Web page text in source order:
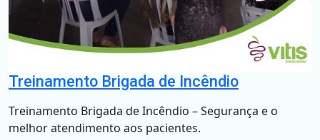
Treinamento Brigada de Incêndio
Treinamento Brigada de Incêndio – Segurança e o
melhor atendimento aos pacientes.